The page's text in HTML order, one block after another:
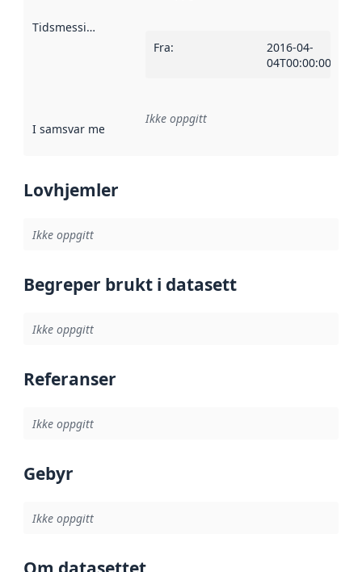
Tidsmessig avgrensning
Fra:
2016-04-
04T00:00:00Z
I samsvar med Referanse til en implementasjonsregel
Ikke oppgitt
Lovhjemler
Ikke oppgitt
Begreper brukt i datasett
Ikke oppgitt
Referanser
Ikke oppgitt
Gebyr
Ikke oppgitt